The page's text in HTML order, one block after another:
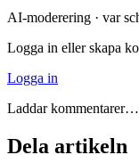
AI-moderering · var
Logga in eller skapa
Logga in
Laddar kommentarer…
Dela artikeln